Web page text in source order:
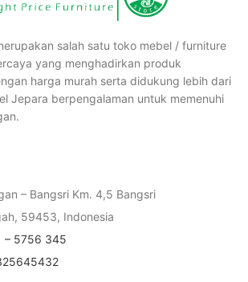
salah satu toko mebel / furniture
yang menghadirkan produk
harga murah serta didukung lebih dari
Jepara berpengalaman untuk memenuhi
– Bangsri Km. 4,5 Bangsri
59453, Indonesia
– 5756 345